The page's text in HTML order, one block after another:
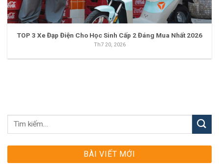
TOP 3 Xe Đạp Điện Cho Học Sinh Cấp 2 Đáng Mua Nhất 2026
Th7 20, 2026
BÀI VIẾT MỚI